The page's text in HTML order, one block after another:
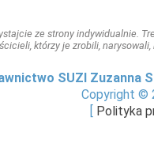
ze strony indywidualnie.
którzy je zrobili,
SUZI Zuzanna
Copyright ©
Polityka